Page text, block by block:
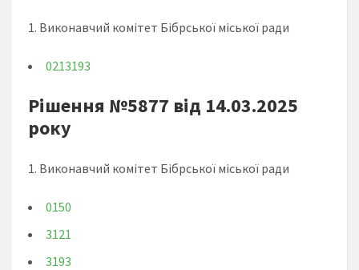
1. Виконавчий комітет Бібрської міської ради
0213193
Рішення №5877 від 14.03.2025
року
1. Виконавчий комітет Бібрської міської ради
0150
3121
3193